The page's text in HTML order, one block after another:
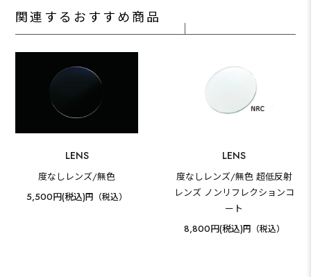
関連するおすすめ商品
LENS
度なしレンズ/無色
5,500円(税込)円（税込）
LENS
度なしレンズ/無色 超低反射
レンズ ノンリフレクションコ
ート
8,800円(税込)円（税込）